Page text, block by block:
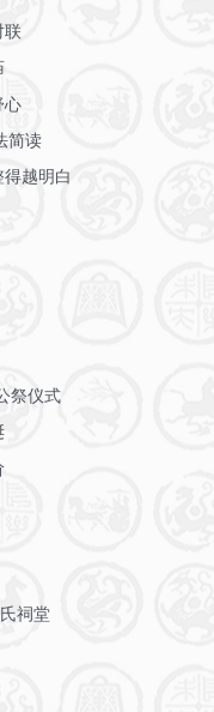
联
心
简读
越明白
祭仪式
祠堂